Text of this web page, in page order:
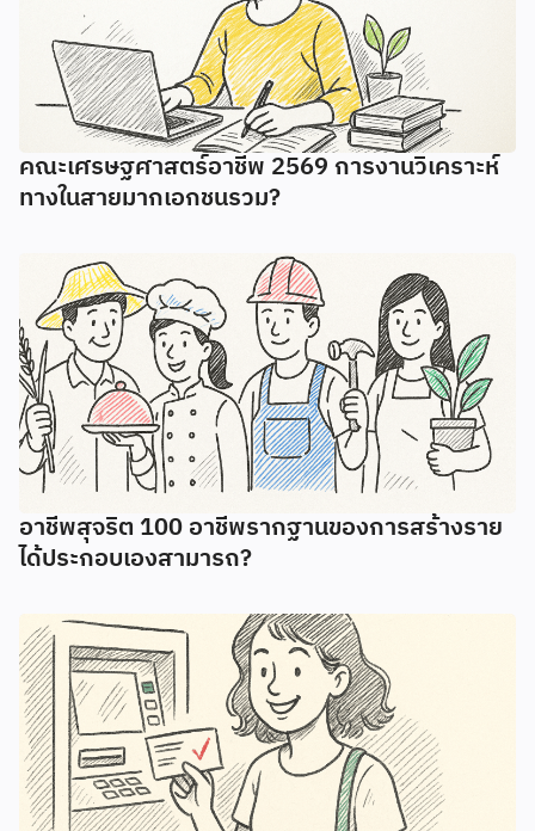
คณะเศรษฐศาสตร์อาชีพ 2569 การงานวิเคราะห์
ทางในสายมากเอกชนรวม?
อาชีพสุจริต 100 อาชีพรากฐานของการสร้างราย
ได้ประกอบเองสามารถ?